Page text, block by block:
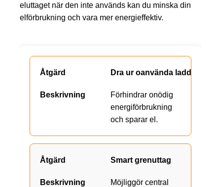
eluttaget när den inte används kan du minska din
elförbrukning och vara mer energieffektiv.
Dra ur oanvända laddare
Förhindrar onödig
energiförbrukning
och sparar el.
Smart grenuttag
Möjliggör central